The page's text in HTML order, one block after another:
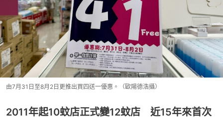
由7月31日至8月2日更推出買四送一優惠。（歐陽德浩攝）
2011年起10蚊店正式變12蚊店 近15年來首次